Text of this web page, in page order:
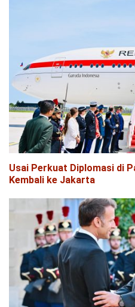
Usai Perkuat Diplomasi di
Kembali ke Jakarta